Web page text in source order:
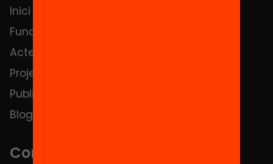
Inici
Fundació
Actes
Projectes
Publicacions i vídeos
Blog
Contacte